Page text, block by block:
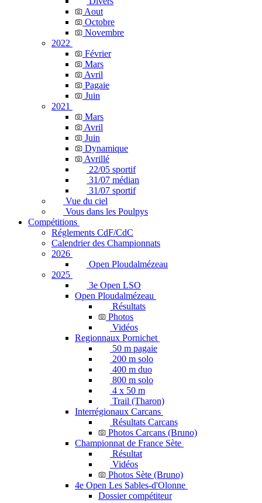
Aout
Octobre
Novembre
2022
Février
Mars
Avril
Pagaie
Juin
2021
Mars
Avril
Juin
Dynamique
Avrillé
22/05 sportif
31/07 médian
31/07 sportif
Vue du ciel
Vous dans les Poulpys
Compétitions
Réglements CdF/CdC
Calendrier des Championnats
2026
Open Ploudalmézeau
2025
3e Open LSO
Open Ploudalmézeau
Résultats
Photos
Vidéos
Regionnaux Pornichet
50 m pagaie
200 m solo
400 m duo
800 m solo
4 x 50 m
Trail (Tharon)
Interrégionaux Carcans
Résultats Carcans
Photos Carcans (Bruno)
Championnat de France Sète
Résultat
Vidéos
Photos Sète (Bruno)
4e Open Les Sables-d'Olonne
Dossier compétiteur